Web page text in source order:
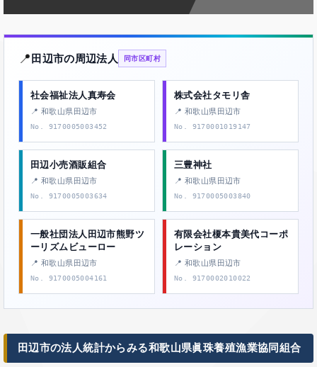
📍 田辺市の周辺法人 同市区町村
社会福祉法人真寿会
📍 和歌山県田辺市
No. 9170005003452
株式会社タモリ舎
📍 和歌山県田辺市
No. 9170001019147
田辺小売酒販組合
📍 和歌山県田辺市
No. 9170005003634
三豊神社
📍 和歌山県田辺市
No. 9170005003840
一般社団法人田辺市熊野ツ
ーリズムビューロー
📍 和歌山県田辺市
No. 9170005004161
有限会社榎本貴美代コーポ
レーション
📍 和歌山県田辺市
No. 9170002010022
田辺市の法人統計からみる和歌山県眞珠養殖漁業協同組合